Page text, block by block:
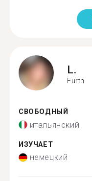
L.
Fürth
СВОБОДНЫЙ
итальянский
ИЗУЧАЕТ
немецкий